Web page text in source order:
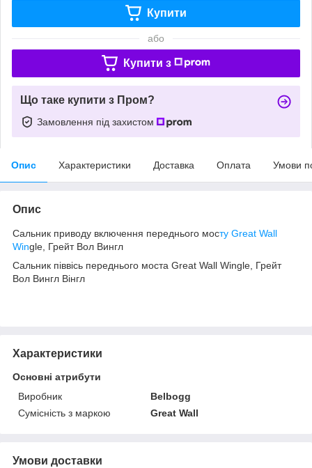
Купити
або
Купити з
Що таке купити з Пром?
Замовлення під захистом
Опис Характеристики Доставка Оплата Умови
Опис
Сальник приводу включення переднього мосту Great Wall
Wingle, Грейт Вол Вингл
Сальник піввісь переднього моста Great Wall Wingle, Грейт
Вол Вингл Вінгл
Характеристики
Основні атрибути
Виробник
Belbogg
Сумісність з маркою
Great Wall
Умови доставки